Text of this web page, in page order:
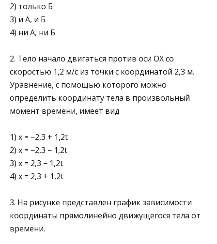
2) только Б
3) и А, и Б
4) ни А, ни Б
2. Тело начало двигаться против оси ОХ со
скоростью 1,2 м/с из точки с координатой 2,3 м.
Уравнение, с помощью которого можно
определить координату тела в произвольный
момент времени, имеет вид
1) х = −2,3 + 1,2t
2) x = −2,3 − 1,2t
3) х = 2,3 − 1,2t
4) х = 2,3 + 1,2t
3. На рисунке представлен график зависимости
коор­динаты прямолинейно движущегося тела от
вре­мени.